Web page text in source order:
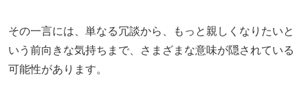
その一言には、単なる冗談から、もっと親しくなりたいと
いう前向きな気持ちまで、さまざまな意味が隠されている
可能性があります。